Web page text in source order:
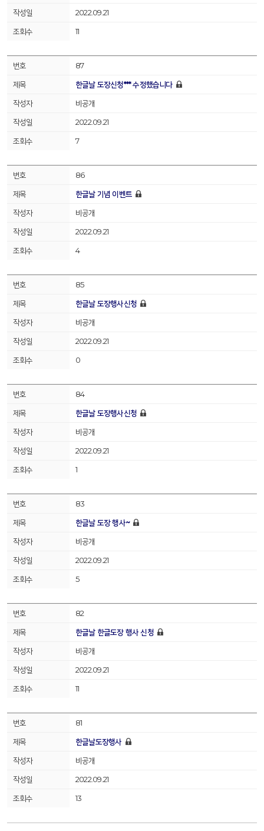
2022.09.21
11
87
한글날 도장신청*** 수정했습니다
비공개
2022.09.21
7
86
한글날 기념 이벤트
비공개
2022.09.21
4
85
한글날 도장행사신청
비공개
2022.09.21
0
84
한글날 도장행사신청
비공개
2022.09.21
1
83
한글날 도장 행사~
비공개
2022.09.21
5
82
한글날 한글도장 행사 신청
비공개
2022.09.21
11
81
한글날도장행사
비공개
2022.09.21
13